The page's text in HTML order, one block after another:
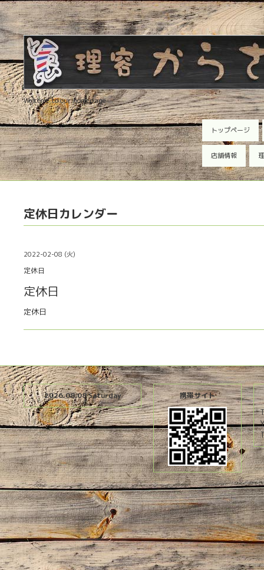
Welcome to our homepage
トップページ
店舗情報
定休日カレンダー
2022-02-08 (火)
定休日
定休日
定休日
2026.08.08 Saturday 携帯サイト